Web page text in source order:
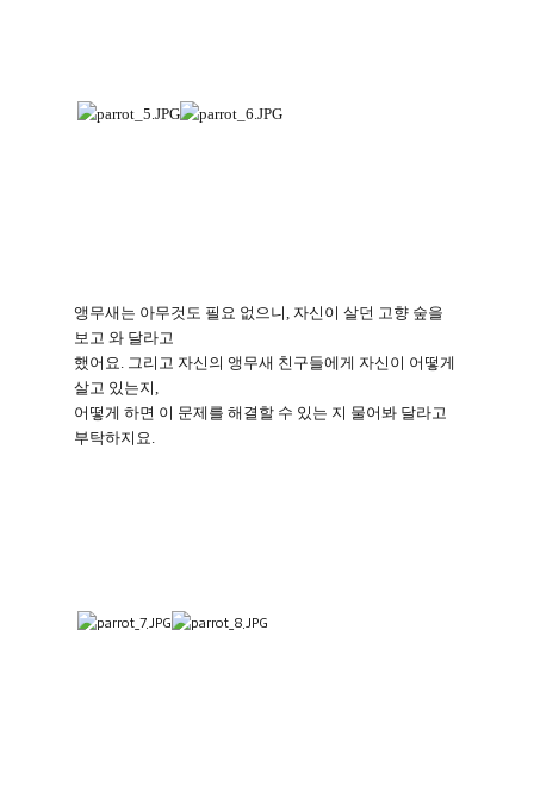
앵무새는 아무것도 필요 없으니 ,자신이 살던 고향 숲을
보고 와 달라고
했어요
그리고 자신의 앵무새 친구들에게 자신이 어떻게
살고 있는지
어떻게 하면 이 문제를 해결할 수 있는 지 물어봐 달라고
부탁하지요